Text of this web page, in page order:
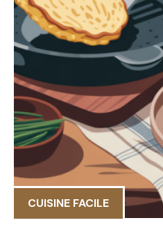
CUISINE FACILE